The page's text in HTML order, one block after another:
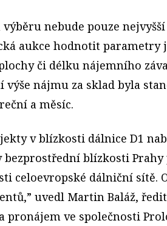
nebude pouze
aukce hodnotit parametry
či délku nájemního
nájmu za sklad byla
a měsíc.
v blízkosti dálnice D1
bezprostřední blízkosti
celoevropské dálniční sítě.
uvedl Martin Baláž,
pronájem ve společnosti